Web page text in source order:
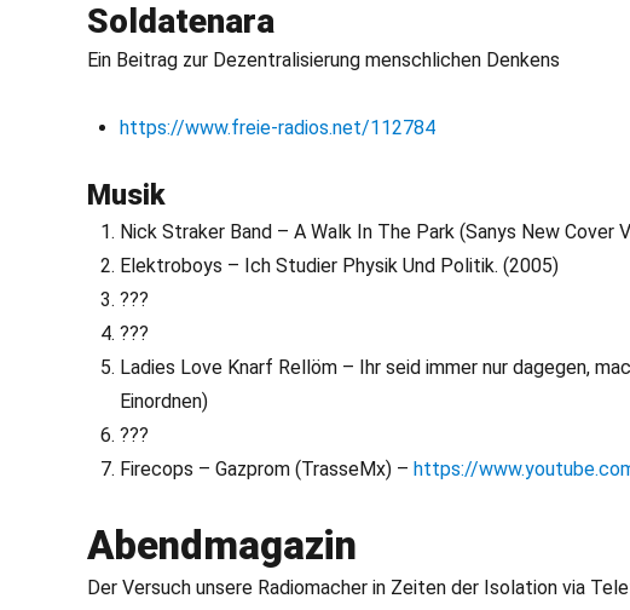
Soldatenara
Ein Beitrag zur Dezentralisierung menschlichen Denkens
https://www.freie-radios.net/112784
Musik
Nick Straker Band – A Walk In The Park (Sanys New Cover
Elektroboys – Ich Studier Physik Und Politik. (2005)
???
???
Ladies Love Knarf Rellöm – Ihr seid immer nur dagegen,
Einordnen)
???
Firecops – Gazprom (TrasseMx) –https://
Abendmagazin
Der Versuch unsere Radiomacher in Zeiten der Isolation via